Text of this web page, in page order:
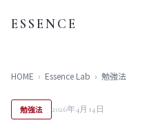
ESSENCE
HOME › Essence Lab › 勉強法
勉強法 2026年4月14日